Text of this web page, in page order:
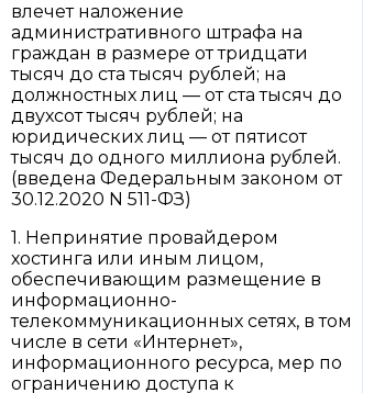
влечет наложение
административного штрафа на
граждан в размере от тридцати
тысяч до ста тысяч рублей; на
должностных лиц — от ста тысяч до
двухсот тысяч рублей; на
юридических лиц — от пятисот
тысяч до одного миллиона рублей.
(введена Федеральным законом от
30.12.2020 N 511-ФЗ)
1. Непринятие провайдером
хостинга или иным лицом,
обеспечивающим размещение в
информационно-
телекоммуникационных сетях, в том
числе в сети «Интернет»,
информационного ресурса, мер по
ограничению доступа к